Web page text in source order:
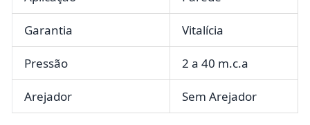
Garantia Vitalícia
Pressão 2 a 40 m.c.a
Arejador Sem Arejador